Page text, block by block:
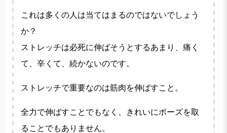
これは多くの人は当てはまるのではないでしょう
か？
ストレッチは必死に伸ばそうとするあまり、痛く
て、辛くて、続かないのです。
ストレッチで重要なのは筋肉を伸ばすこと。
全力で伸ばすことでもなく、きれいにポーズを取
ることでもありません。